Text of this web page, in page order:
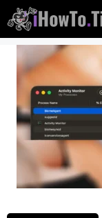
Hopp
til
innhold